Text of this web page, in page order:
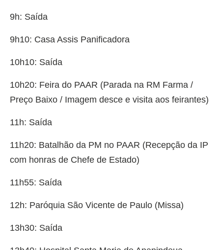
9h: Saída
9h10: Casa Assis Panificadora
10h10: Saída
10h20: Feira do PAAR (Parada na RM Farma /
Preço Baixo / Imagem desce e visita aos feirantes)
11h: Saída
11h20: Batalhão da PM no PAAR (Recepção da IP
com honras de Chefe de Estado)
11h55: Saída
12h: Paróquia São Vicente de Paulo (Missa)
13h30: Saída